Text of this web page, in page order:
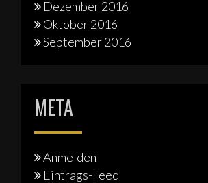
Dezember 2016
Oktober 2016
September 2016
META
Anmelden
Eintrags-Feed